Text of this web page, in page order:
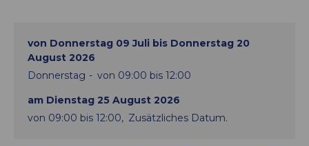
von Donnerstag 09 Juli bis Donnerstag 20
August 2026
Donnerstag
von 09:00 bis 12:00
am Dienstag 25 August 2026
von 09:00 bis 12:00
Zusätzliches Datum.